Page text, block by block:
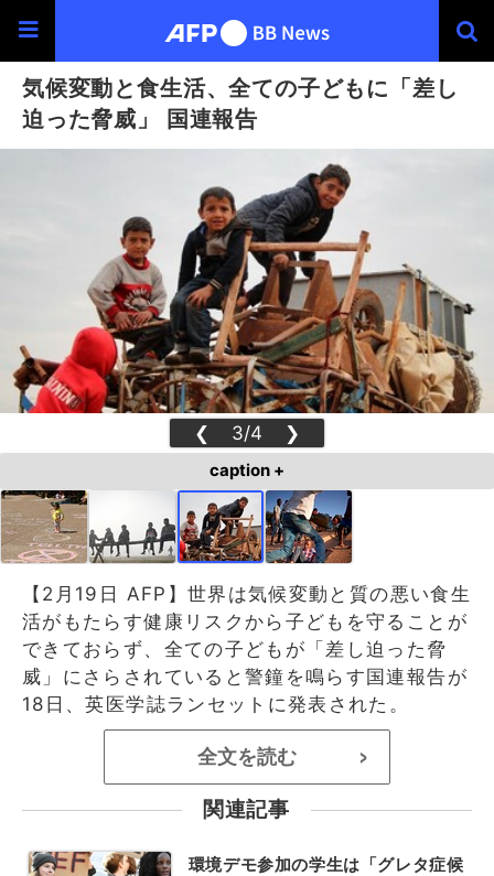
気候変動と食生活、全ての子どもに「差し
迫った脅威」 国連報告
❮ 3/4 ❯
caption +
【2月19日 AFP】世界は気候変動と質の悪い食生
活がもたらす健康リスクから子どもを守ることが
できておらず、全ての子どもが「差し迫った脅
威」にさらされていると警鐘を鳴らす国連報告が
18日、英医学誌ランセットに発表された。
全文を読む >
関連記事
環境デモ参加の学生は「グレタ症候